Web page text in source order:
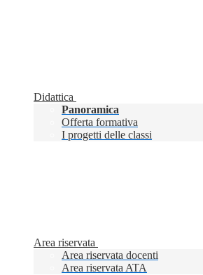
Didattica
Panoramica
Offerta formativa
I progetti delle classi
Area riservata
Area riservata docenti
Area riservata ATA